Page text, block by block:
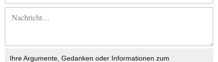
Ihre Argumente, Gedanken oder Informationen zum